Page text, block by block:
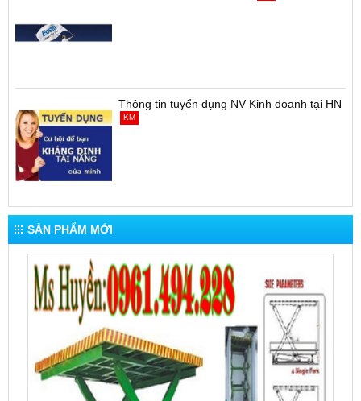
Thông tin tuyển dụng NV Kinh doanh tại HN
KM
SẢN PHẨM MỚI